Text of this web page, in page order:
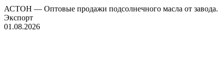
АСТОН — Оптовые продажи подсолнечного масла от завода.
Экспорт
01.08.2026